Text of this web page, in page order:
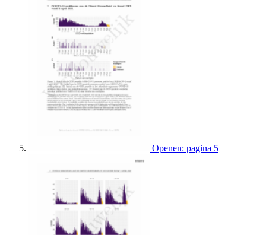
Openen: pagina 5